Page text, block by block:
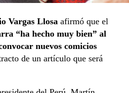
Vargas Llosa afirmó que el
“ha hecho muy bien” al
nuevos comicios
de un artículo que será